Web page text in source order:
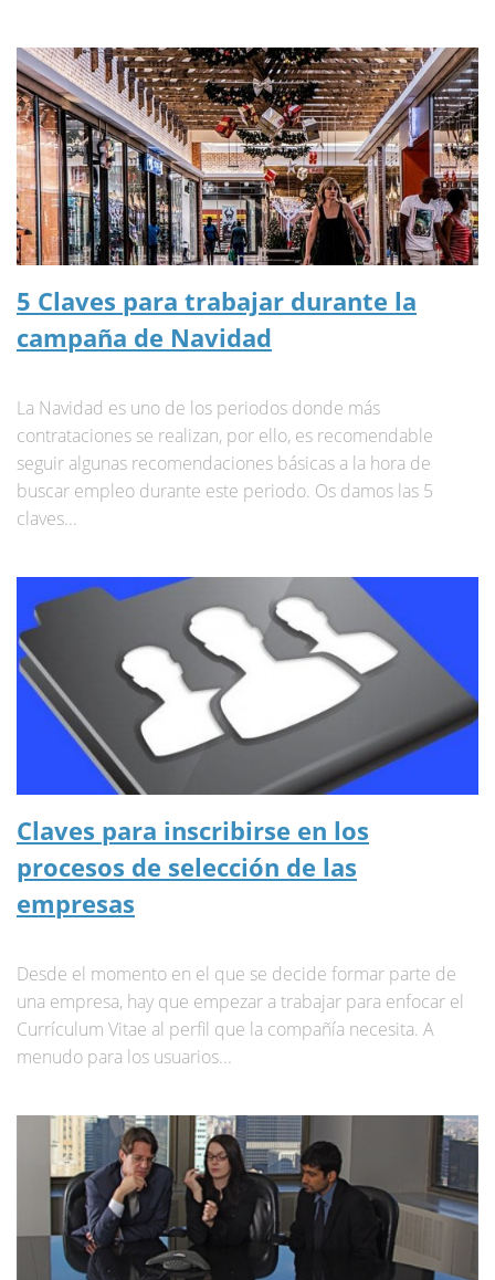
5 Claves para trabajar durante la
campaña de Navidad
La Navidad es uno de los periodos donde más
contrataciones se realizan, por ello, es recomendable
seguir algunas recomendaciones básicas a la hora de
buscar empleo durante este periodo. Os damos las 5
claves...
Claves para inscribirse en los
procesos de selección de las
empresas
Desde el momento en el que se decide formar parte de
una empresa, hay que empezar a trabajar para enfocar el
Currículum Vitae al perfil que la compañía necesita. A
menudo para los usuarios...